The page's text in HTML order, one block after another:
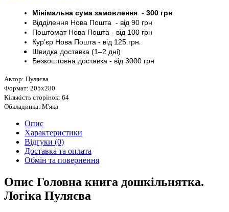
Мінімальна сума замовлення - 300 грн
Відділення Нова Пошта - від 90 грн
ПоштоматНова Пошта - від 100 грн
Кур’єр Нова Пошта - від 125 грн.
Швидка доставка (1–2 дні)
Безкоштовна доставка - від 3000 грн
Автор: Пуляєва
Формат: 205х280
Кількість сторінок: 64
Обкладинка: М'яка
Опис
Характеристики
Відгуки (0)
Доставка та оплата
Обмін та повернення
Опис Головна книга дошкільнятка.
Логіка Пуляєва